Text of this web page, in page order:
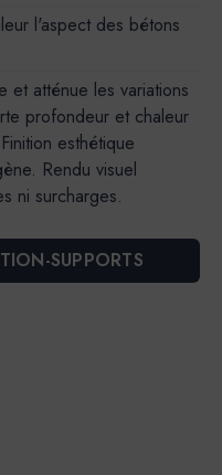
l'aspect des bétons
et atténue les variations
profondeur et chaleur
esthétique
Rendu visuel
ni surcharges.
SUPPORTS